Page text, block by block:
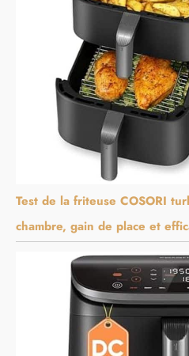
Test de la friteuse COSORI
chambre, gain de place et